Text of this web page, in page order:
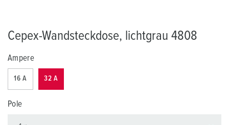
Cepex-Wandsteckdose, lichtgrau 4808
Ampere
16 A 32 A
Pole